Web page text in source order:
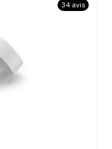
34 avis